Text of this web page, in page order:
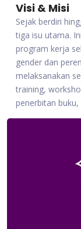
Visi & Misi
Sejak berdiri
tiga isu utama.
program kerja
gender dan
melaksanakan
training,
penerbitan buku,